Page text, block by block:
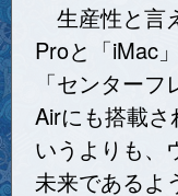
生産性と言
Proと「iMac
「センター
Airにも搭載さ
いうよりも、
未来であるよ